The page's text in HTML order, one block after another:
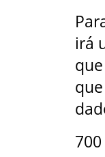
irá